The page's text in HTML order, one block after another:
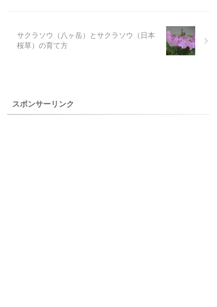
るい屋根下で管理します。 プ
リムラ・アコーリスは育てや
は１０年以上育 ...
の方に植えて緑を楽しんでい
ます。四季を通してきれいな
葉を保つので、北玄関などに
は良く合いそうです。 上のフ
サクラソウ（八ヶ岳）とサクラソウ（日本
桜草）の育て方
スポンサーリンク